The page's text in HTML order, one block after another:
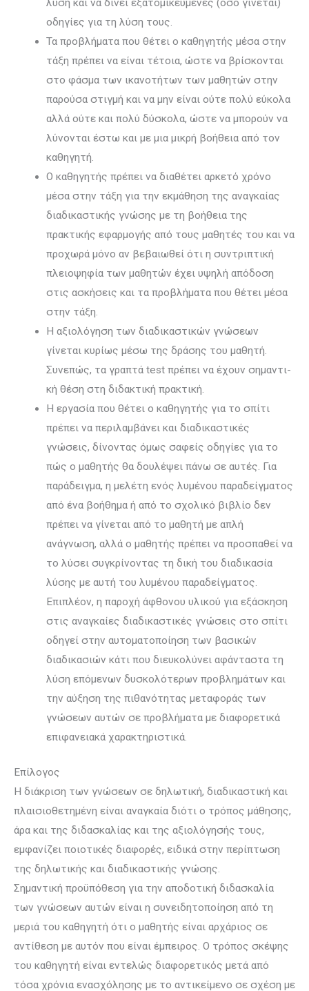
λύση και να δίνει εξατομικευμένες (όσο γίνεται)
οδηγίες για τη λύση τους.
Τα προβλήματα που θέτει ο καθηγητής μέσα στην
τάξη πρέπει να είναι τέτοια, ώστε να βρίσκονται
στο φάσμα των ικανοτήτων των μαθητών στην
παρούσα στιγμή και να μην είναι ούτε πολύ εύκολα
αλλά ούτε και πολύ δύσκολα, ώστε να μπορούν να
λύνονται έστω και με μια μικρή βοήθεια από τον
καθηγητή.
Ο καθηγητής πρέπει να διαθέτει αρκετό χρόνο
μέσα στην τάξη για την εκμάθηση της αναγκαίας
διαδικαστικής γνώσης με τη βοήθεια της
πρακτικής εφαρμογής από τους μαθητές του και να
προχωρά μόνο αν βεβαιωθεί ότι η συντριπτική
πλειοψηφία των μαθητών έχει υψηλή απόδοση
στις ασκήσεις και τα προβλήματα που θέτει μέσα
στην τάξη.
Η αξιολόγηση των διαδικαστικών γνώσεων
γίνεται κυρίως μέσω της δράσης του μαθητή.
Συνεπώς, τα γραπτά test πρέπει να έχουν σημαντι­
κή θέση στη διδακτική πρακτική.
Η εργασία που θέτει ο καθηγητής για το σπίτι
πρέπει να περιλαμβάνει και διαδικαστικές
γνώσεις, δίνοντας όμως σαφείς οδηγίες για το
πώς ο μαθητής θα δουλέ­ψει πάνω σε αυτές. Για
παράδειγμα, η μελέτη ενός λυμένου παραδείγ­ματος
από ένα βοήθημα ή από το σχολικό βιβλίο δεν
πρέπει να γίνεται από το μαθητή με απλή
ανάγνωση, αλλά ο μαθητής πρέπει να προσπαθεί να
το λύσει συγκρίνοντας τη δική του διαδικασία
λύσης με αυτή του λυμένου παραδείγματος.
Επιπλέον, η παροχή άφθονου υλικού για εξάσκηση
στις αναγκαίες διαδικαστικές γνώσεις στο σπίτι
οδηγεί στην αυτοματοποίηση των βασικών
διαδικασιών κάτι που διευκολύνει αφάνταστα τη
λύση επόμενων δυσκολότερων προβλημάτων και
την αύξηση της πιθανό­τητας μεταφοράς των
γνώσεων αυτών σε προβλήματα με διαφορετικά
επιφανειακά χαρακτηριστικά.
Επίλογος
Η διάκριση των γνώσεων σε δηλωτική, διαδικαστική και
πλαισιοθετημένη είναι αναγκαία διότι ο τρόπος μάθησης,
άρα και της διδασκαλίας και της αξιολόγησής τους,
εμφανίζει ποιοτικές διαφορές, ειδικά στην περίπτωση
της δηλωτικής και διαδικαστικής γνώσης.
Σημαντική προϋπόθεση για την αποδοτική διδασκαλία
των γνώσεων αυτών είναι η συνειδητοποίηση από τη
μεριά του καθηγητή ότι ο μαθητής είναι αρχάριος σε
αντίθεση με αυτόν που είναι έμπειρος. Ο τρόπος σκέψης
του καθηγητή είναι εντελώς διαφορετικός μετά από
τόσα χρόνια ενασχόλησης με το αντικείμενο σε σχέση με